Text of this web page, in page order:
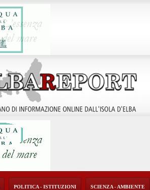
POLITICA - ISTITUZIONI SCIENZA - AMBIENTE